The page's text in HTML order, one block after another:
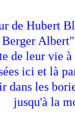
de Hubert
de leur vie
ici et là
dans les
jusqu'à la